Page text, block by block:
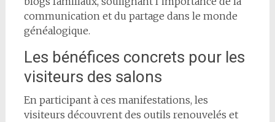
communication et du partage dans le monde
généalogique.
Les bénéfices concrets pour les
visiteurs des salons
En participant à ces manifestations, les
visiteurs découvrent des outils renouvelés et